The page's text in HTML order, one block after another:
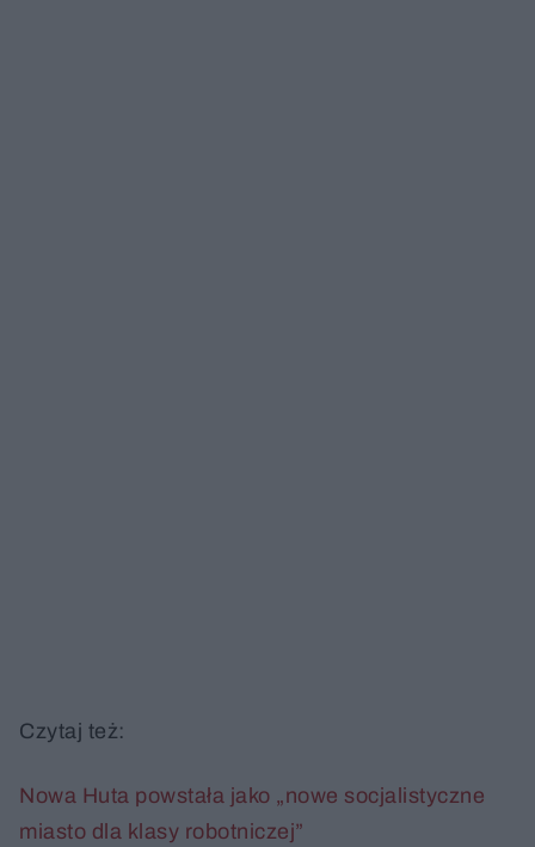
Czytaj też:
Nowa Huta powstała jako „nowe socjalistyczne
miasto dla klasy robotniczej”